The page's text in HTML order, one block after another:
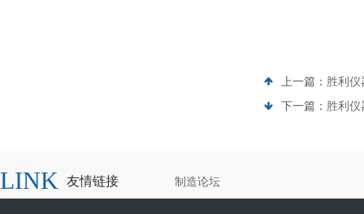
上一篇： 胜利仪
下一篇： 胜利仪
LINK 友情链接 制造论坛